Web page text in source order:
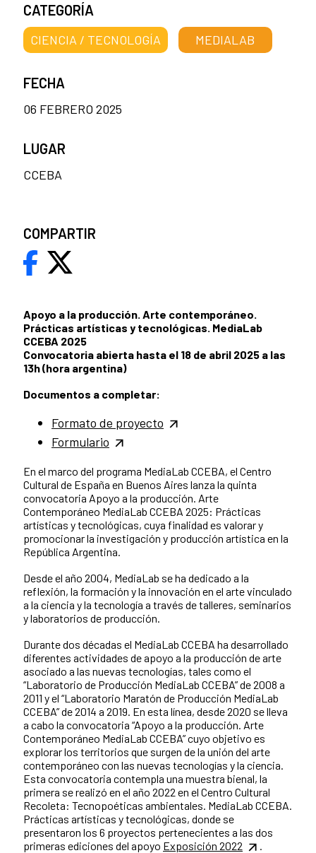
Apoyo a la producción. Arte contemporáneo.
Prácticas artísticas y tecnológicas. MediaLab
CCEBA 2025
Convocatoria abierta hasta el 18 de abril 2025 a las
13h (hora argentina)
Documentos a completar:
Formato de proyecto
Formulario
En el marco del programa MediaLab CCEBA, el Centro
Cultural de España en Buenos Aires lanza la quinta
convocatoria Apoyo a la producción. Arte
Contemporáneo MediaLab CCEBA 2025: Prácticas
artísticas y tecnológicas, cuya finalidad es valorar y
promocionar la investigación y producción artística en la
República Argentina.
Desde el año 2004, MediaLab se ha dedicado a la
reflexión, la formación y la innovación en el arte vinculado
a la ciencia y la tecnología a través de talleres, seminarios
y laboratorios de producción.
Durante dos décadas el MediaLab CCEBA ha desarrollado
diferentes actividades de apoyo a la producción de arte
asociado a las nuevas tecnologías, tales como el
“Laboratorio de Producción MediaLab CCEBA” de 2008 a
2011 y el “Laboratorio Maratón de Producción MediaLab
CCEBA” de 2014 a 2019. En esta línea, desde 2020 se lleva
a cabo la convocatoria “Apoyo a la producción. Arte
Contemporáneo MediaLab CCEBA” cuyo objetivo es
explorar los territorios que surgen de la unión del arte
contemporáneo con las nuevas tecnologías y la ciencia.
Esta convocatoria contempla una muestra bienal, la
primera se realizó en el año 2022 en el Centro Cultural
Recoleta: Tecnopoéticas ambientales. MediaLab CCEBA.
Prácticas artísticas y tecnológicas, donde se
presentaron los 6 proyectos pertenecientes a las dos
primeras ediciones del apoyo Exposición 2022
CATEGORÍA
CIENCIA / TECNOLOGÍA MEDIALAB
FECHA
06 FEBRERO 2025
LUGAR
CCEBA
COMPARTIR